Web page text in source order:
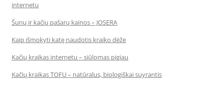
internetu
Šunų ir kačių pašarų kainos – JOSERA
Kaip išmokyti katę naudotis kraiko dėže
Kačių kraikas internetu – siūlomas pigiau
Kačių kraikas TOFU – natūralus, biologiškai suyrantis